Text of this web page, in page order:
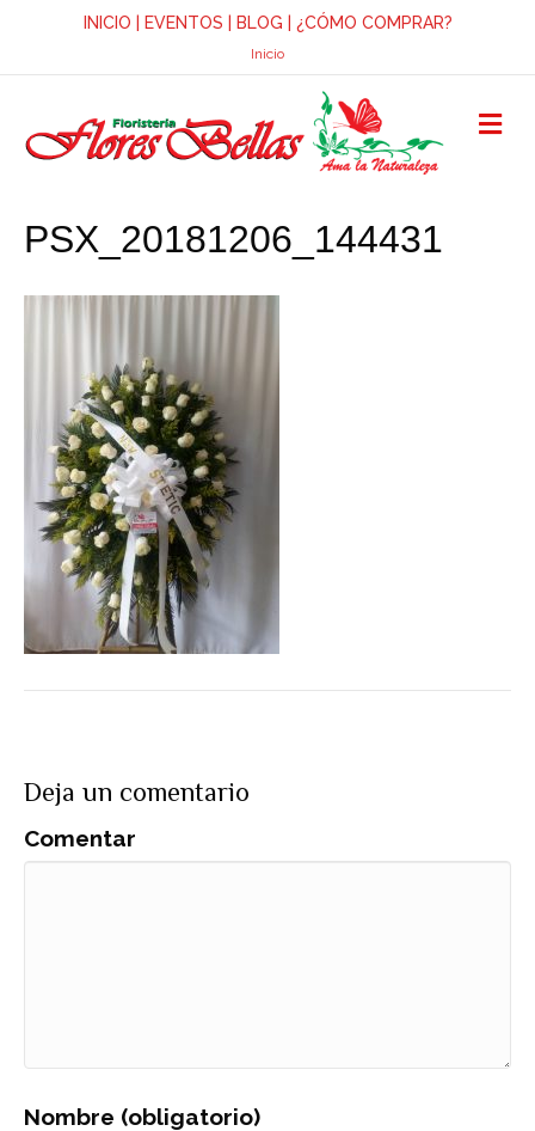
INICIO EVENTOS BLOG ¿CÓMO COMPRAR?
Inicio
M
E
PSX_20181206_144431
Deja un comentario
Comentar
Nombre (obligatorio)